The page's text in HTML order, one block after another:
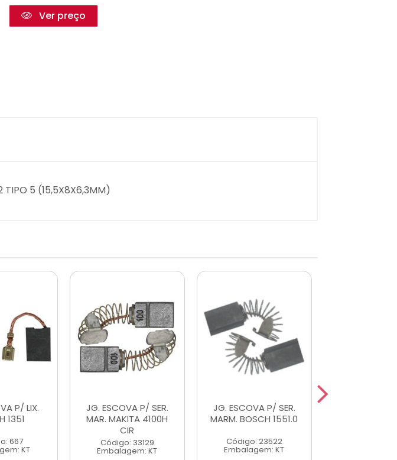
Ver preço
TIPO 5 (15,5X8X6,3MM)
P/ LIX.
1351
667
KT
JG. ESCOVA P/ SER.
MAR. MAKITA 4100H
CIR
Código: 33129
Embalagem: KT
JG. ESCOVA P/ SER.
MARM. BOSCH 1551.0
Código: 23522
Embalagem: KT